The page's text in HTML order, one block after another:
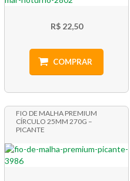
R$ 22,50
COMPRAR
FIO DE MALHA PREMIUM
CÍRCULO 25MM 270G –
PICANTE